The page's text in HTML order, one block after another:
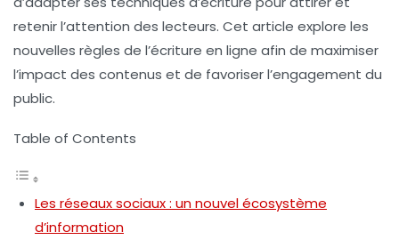
retenir l’attention des lecteurs. Cet article explore les
nouvelles règles de l’écriture en ligne afin de maximiser
l’impact des contenus et de favoriser l’engagement du
public.
Table of Contents
Les réseaux sociaux : un nouvel écosystème
d’information